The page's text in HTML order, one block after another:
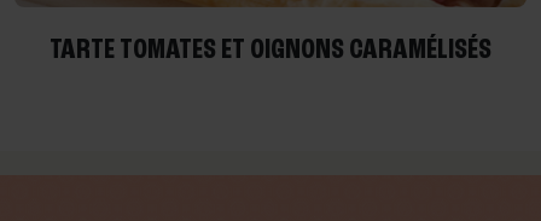
TARTE TOMATES ET OIGNONS CARAMÉLISÉS